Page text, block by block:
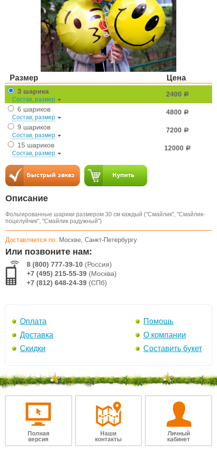
Размер Цена
3 шарика
Состав, размер
2400 a
6 шариков
Состав, размер
4800 a
9 шариков
Состав, размер
7200 a
15 шариков
Состав, размер
12000 a
Описание
Фольгированные шарики размером 30 см каждый ("Смайлик", "Смайлик-
поцелуйчик", "Смайлик радужный")
Доставляется по: Москве, Санкт-Петербургу
Или позвоните нам:
8 (800) 777-39-10 (Россия)
+7 (495) 215-55-39 (Москва)
+7 (812) 648-24-39 (СПб)
Оплата
Доставка
Скидки
Помощь
О компании
Составить букет
Полная
версия
Наши
контакты
Личный
кабинет